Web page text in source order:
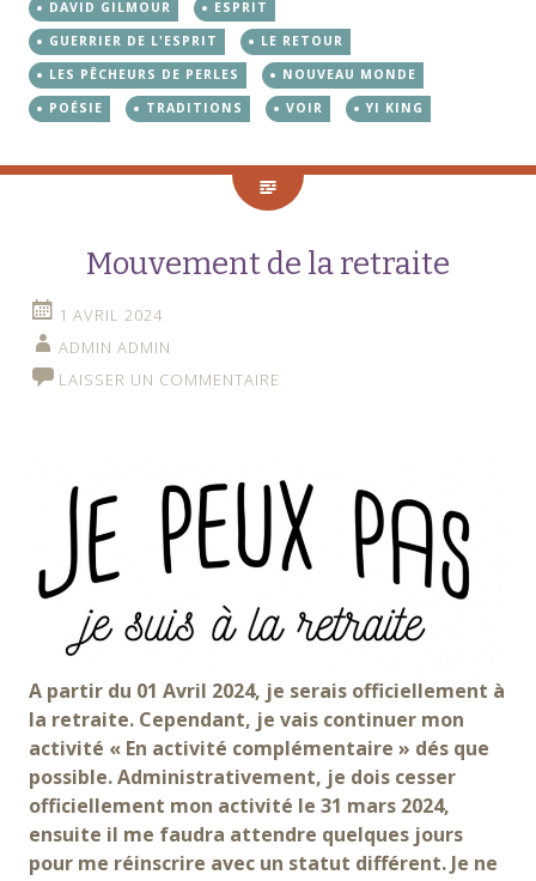
DAVID GILMOUR
ESPRIT
GUERRIER DE L'ESPRIT
LE RETOUR
LES PÊCHEURS DE PERLES
NOUVEAU MONDE
POÉSIE
TRADITIONS VOIR YI KING
Mouvement de la retraite
1 AVRIL 2024
ADMIN ADMIN
LAISSER UN COMMENTAIRE
A partir du 01 Avril 2024, je serais officiellement à
la retraite. Cependant, je vais continuer mon
activité « En activité complémentaire » dés que
possible. Administrativement, je dois cesser
officiellement mon activité le 31 mars 2024,
ensuite il me faudra attendre quelques jours
pour me réinscrire avec un statut différent. Je ne